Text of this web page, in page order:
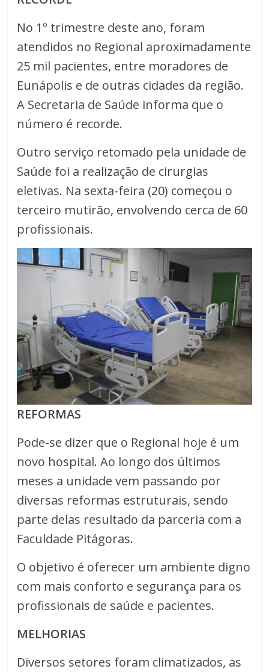
No 1º trimestre deste ano, foram
atendidos no Regional aproximadamente
25 mil pacientes, entre moradores de
Eunápolis e de outras cidades da região.
A Secretaria de Saúde informa que o
número é recorde.
Outro serviço retomado pela unidade de
Saúde foi a realização de cirurgias
eletivas. Na sexta-feira (20) começou o
terceiro mutirão, envolvendo cerca de 60
profissionais.
REFORMAS
Pode-se dizer que o Regional hoje é um
novo hospital. Ao longo dos últimos
meses a unidade vem passando por
diversas reformas estruturais, sendo
parte delas resultado da parceria com a
Faculdade Pitágoras.
O objetivo é oferecer um ambiente digno
com mais conforto e segurança para os
profissionais de saúde e pacientes.
MELHORIAS
Diversos setores foram climatizados, as